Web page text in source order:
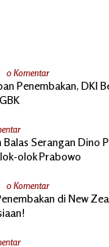
0 Komentar
Penembakan, DKI
Serangan Dino
olok Prabowo
0 Komentar
di New